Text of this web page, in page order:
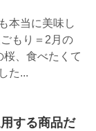
本当に美味し
もり＝2月の
、食べたくて
た...
する商品だ